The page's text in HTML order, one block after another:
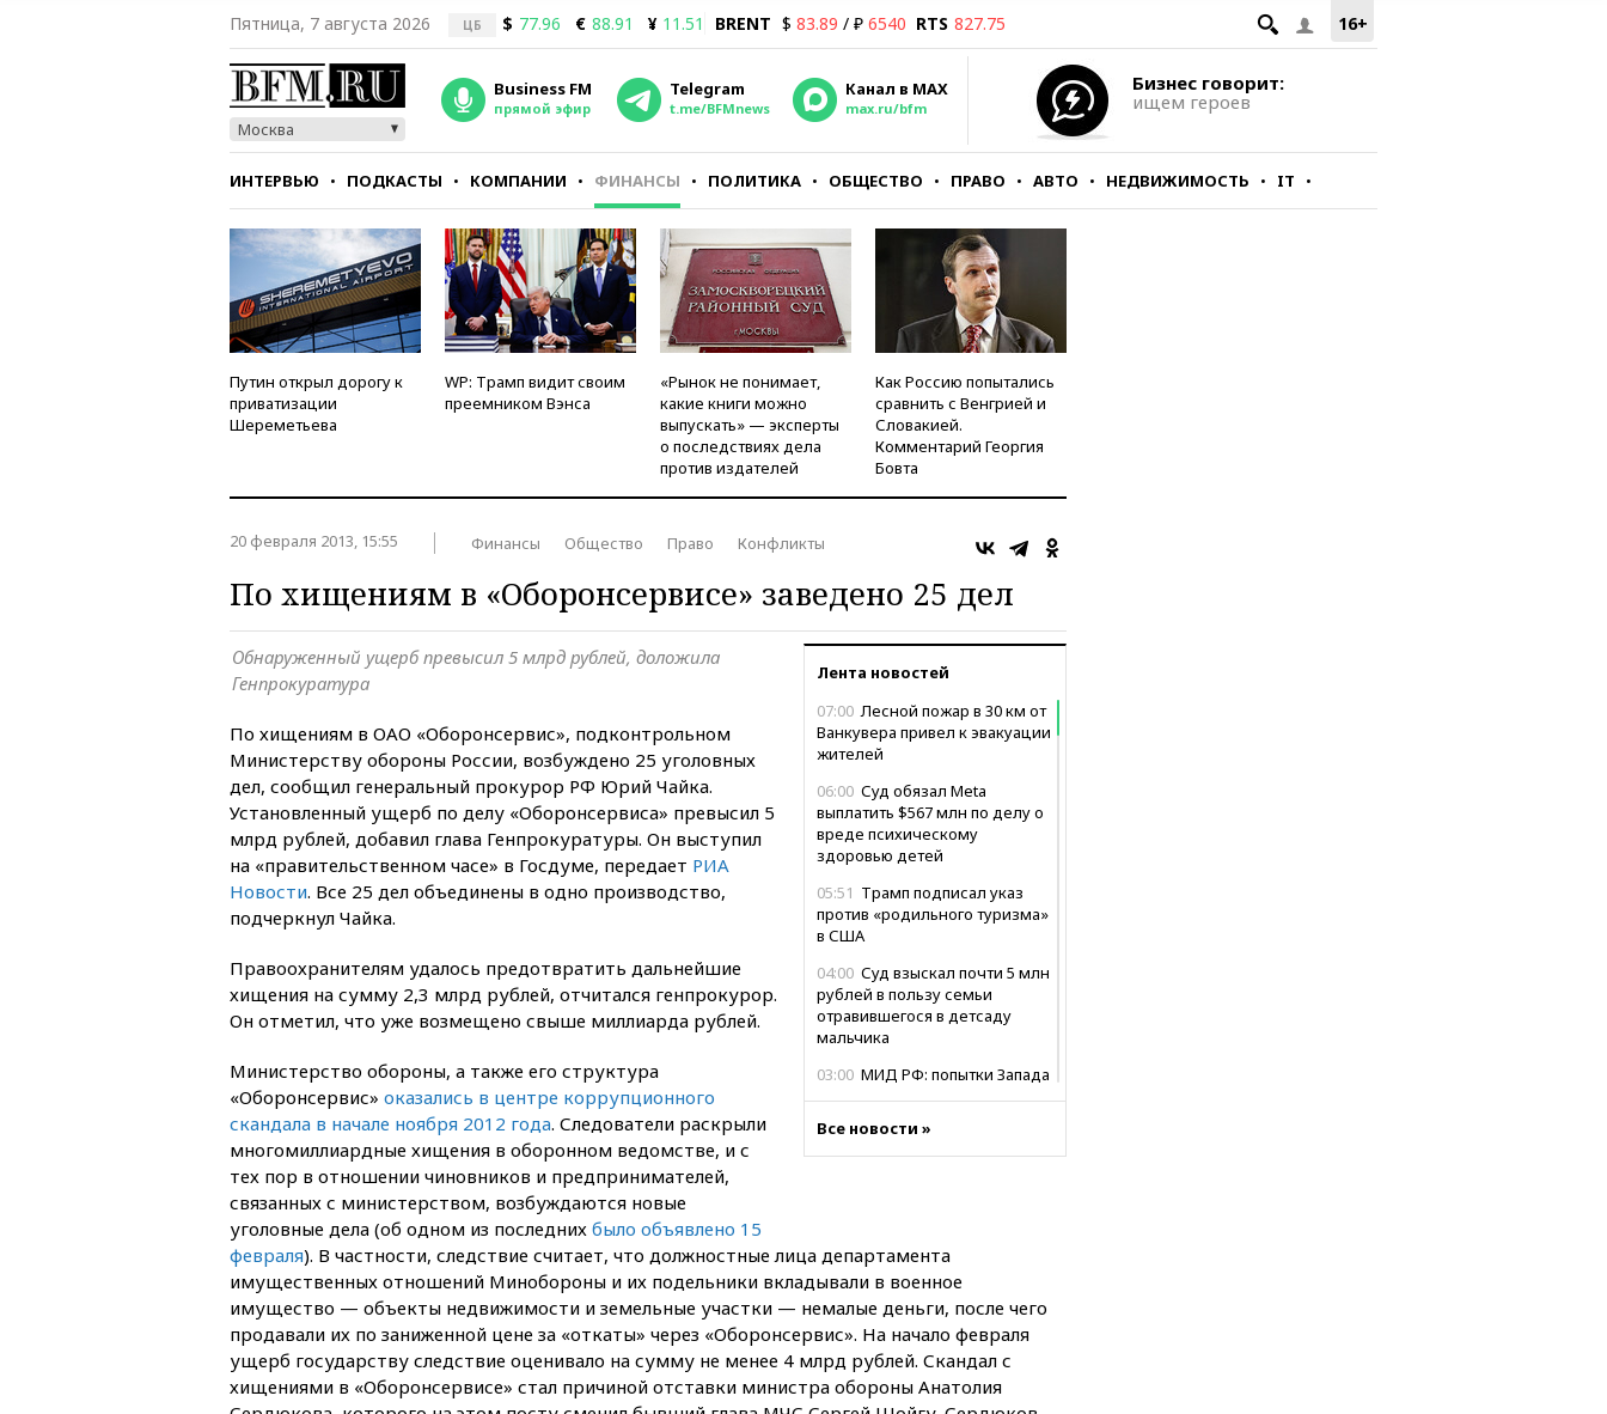
16+
Пятница, 7 августа 2026 ЦБ $ 77.96 € 88.91 ¥ 11.51 BRENT $ 83.89 / ₽ 6540 RTS 827.75
Москва
Business FM
прямой эфир
Telegram
t.me/BFMnews
Канал в MAX
max.ru/bfm
Бизнес говорит:
ищем героев
ИНТЕРВЬЮ ПОДКАСТЫ КОМПАНИИ ФИНАНСЫ ПОЛИТИКА ОБЩЕСТВО ПРАВО АВТО НЕДВИЖИМОСТЬ IT
СТИЛЬ ТЕСТЫ
Путин открыл дорогу к
приватизации
Шереметьева
WP: Трамп видит своим
преемником Вэнса
«Рынок не понимает,
какие книги можно
выпускать» — эксперты
о последствиях дела
против издателей
Как Россию попытались
сравнить с Венгрией и
Словакией.
Комментарий Георгия
Бовта
20 февраля 2013, 15:55 Финансы Общество Право Конфликты
По хищениям в «Оборонсервисе» заведено 25 дел
Лента новостей
07:00 Лесной пожар в 30 км от
Ванкувера привел к эвакуации
жителей
06:00 Суд обязал Meta
выплатить $567 млн по делу о
вреде психическому
здоровью детей
05:51 Трамп подписал указ
против «родильного туризма»
в США
04:00 Суд взыскал почти 5 млн
рублей в пользу семьи
отравившегося в детсаду
мальчика
03:00 МИД РФ: попытки Запада
02:00Ни один водоем Англии
нуждаются в дальнобойных
ракетах и системах Patriot
00:01Трамп заявил о
необходимости пополнения
арсенала США
вчера, 23:28Слуцкий призвал
Все новости »
Обнаруженный ущерб превысил 5 млрд рублей, доложила
Генпрокуратура
По хищениям в ОАО «Оборонсервис», подконтрольном
Министерству обороны России, возбуждено 25 уголовных
дел, сообщил генеральный прокурор РФ Юрий Чайка.
Установленный ущерб по делу «Оборонсервиса» превысил 5
млрд рублей, добавил глава Генпрокуратуры. Он выступил
на «правительственном часе» в Госдуме, передает РИА
Новости. Все 25 дел объединены в одно производство,
подчеркнул Чайка.
Правоохранителям удалось предотвратить дальнейшие
хищения на сумму 2,3 млрд рублей, отчитался генпрокурор.
Он отметил, что уже возмещено свыше миллиарда рублей.
Министерство обороны, а также его структура
«Оборонсервис» оказались в центре коррупционного
скандала в начале ноября 2012 года. Следователи раскрыли
многомиллиардные хищения в оборонном ведомстве, и с
тех пор в отношении чиновников и предпринимателей,
связанных с министерством, возбуждаются новые
уголовные дела (об одном из последних было объявлено 15
февраля). В частности, следствие считает, что должностные лица департамента
имущественных отношений Минобороны и их подельники вкладывали в военное
имущество — объекты недвижимости и земельные участки — немалые деньги, после чего
продавали их по заниженной цене за «откаты» через «Оборонсервис». На начало февраля
ущерб государству следствие оценивало на сумму не менее 4 млрд рублей. Скандал с
хищениями в «Оборонсервисе» стал причиной отставки министра обороны Анатолия